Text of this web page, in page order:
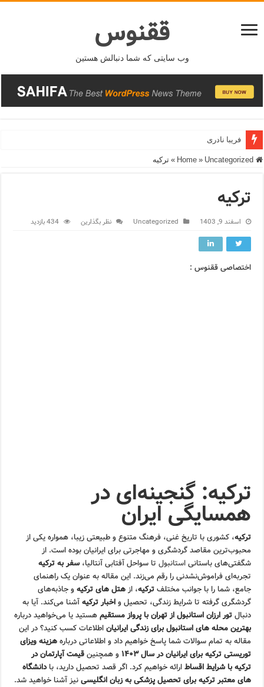
ققنوس
وب سایتی که شما دنبالش هستین
فریبا نادری
فریدونشهر
» Uncategorized
» ترکیه
ترکیه
اسفند 9, 1403 Uncategorized نظر بگذارین 434 بازدید
اختصاصی ققنوس :
ترکیه: گنجینه‌ای در
همسایگی ایران
ترکیه، کشوری با تاریخ غنی، فرهنگ متنوع و طبیعتی زیبا، همواره یکی از
محبوب‌ترین مقاصد گردشگری و مهاجرتی برای ایرانیان بوده است. از
شگفتی‌های باستانیاستانبول تا سواحل آفتابی آنتالیا،سفر به ترکیه
تجربه‌ای فراموش‌نشدنی را رقم می‌زند. این مقاله به عنوان یک راهنمای
جامع، شما را با جوانب مختلفترکیه، ازهتل های ترکیهو جاذبه‌های
گردشگری گرفته تا شرایط زندگی، تحصیل واخبار ترکیهآشنا می‌کند. آیا به
دنبالتور ارزان استانبول از تهران با پرواز مستقیمهستید یا می‌خواهید درباره
بهترین محله های استانبول برای زندگی ایرانیاناطلاعات کسب کنید؟ در این
مقاله به تمام سوالات شما پاسخ خواهیم داد و اطلاعاتی دربارههزینه ویزای
توریستی ترکیه برای ایرانیان در سال ۱۴۰۳
و همچنینقیمت آپارتمان در
ترکیه با شرایط اقساطارائه خواهیم کرد. اگر قصد تحصیل دارید، بادانشگاه
های معتبر ترکیه برای تحصیل پزشکی به زبان انگلیسینیز آشنا خواهید شد.